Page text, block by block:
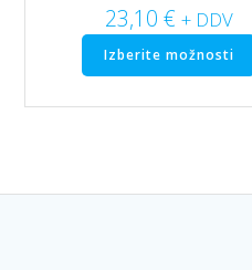
23,10 € + DDV
Izberite možnosti